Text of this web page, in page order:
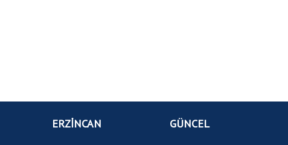
ERZİNCAN GÜNCEL